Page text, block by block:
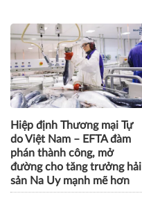
Hiệp định Thương mại Tự
do Việt Nam – EFTA đàm
phán thành công, mở
đường cho tăng trưởng hải
sản Na Uy mạnh mẽ hơn